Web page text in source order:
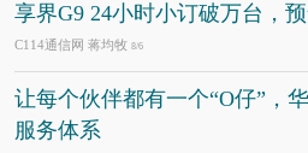
享界G9 24小时小订破万台，
C114通信网 蒋均牧 8/6
让每个伙伴都有一个“O仔”，
服务体系